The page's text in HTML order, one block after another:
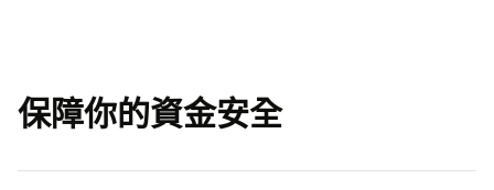
保障你的資金安全